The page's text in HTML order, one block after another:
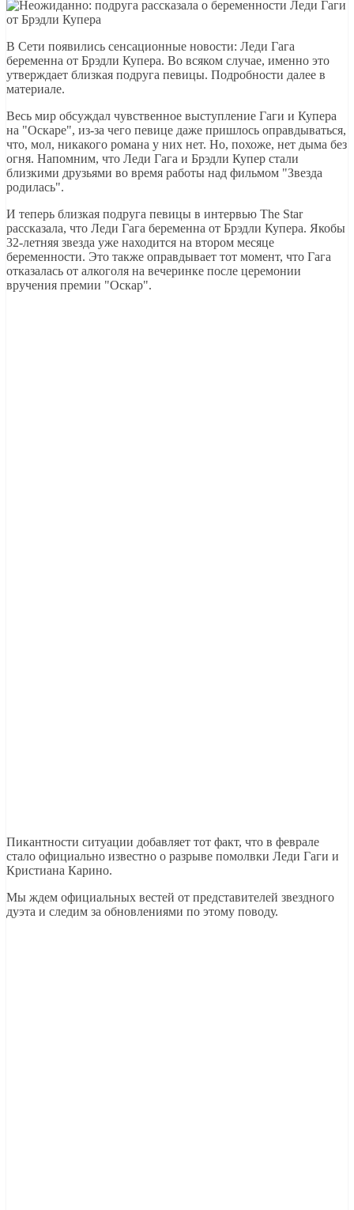
В Сети появились сенсационные новости: Леди Гага
беременна от Брэдли Купера. Во всяком случае, именно это
утверждает близкая подруга певицы. Подробности далее в
материале.
Весь мир обсуждал чувственное выступление Гаги и Купера
на "Оскаре", из-за чего певице даже пришлось оправдываться,
что, мол, никакого романа у них нет. Но, похоже, нет дыма без
огня. Напомним, что Леди Гага и Брэдли Купер стали
близкими друзьями во время работы над фильмом "Звезда
родилась".
И теперь близкая подруга певицы в интервью The Star
рассказала, что Леди Гага беременна от Брэдли Купера. Якобы
32-летняя звезда уже находится на втором месяце
беременности. Это также оправдывает тот момент, что Гага
отказалась от алкоголя на вечеринке после церемонии
вручения премии "Оскар".
Пикантности ситуации добавляет тот факт, что в феврале
стало официально известно о разрыве помолвки Леди Гаги и
Кристиана Карино.
Мы ждем официальных вестей от представителей звездного
дуэта и следим за обновлениями по этому поводу.